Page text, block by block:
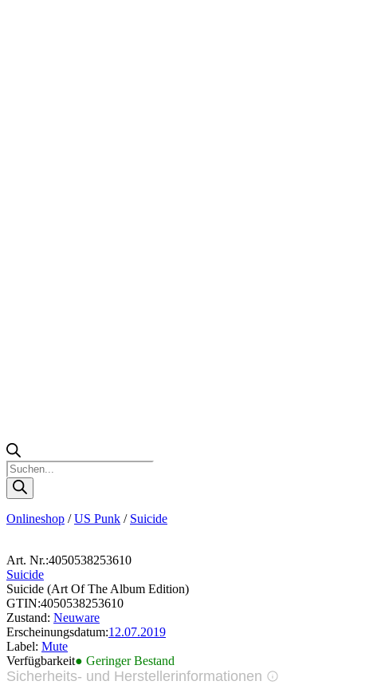
Products
search
Onlineshop /US Punk / Suicide
Art. Nr.:4050538253610
Suicide
Suicide (Art Of The Album Edition)
GTIN:4050538253610
Zustand: Neuware
Erscheinungsdatum:12.07.2019
Label: Mute
Verfügbarkeit● Geringer Bestand
Sicherheits- und Herstellerinformationen